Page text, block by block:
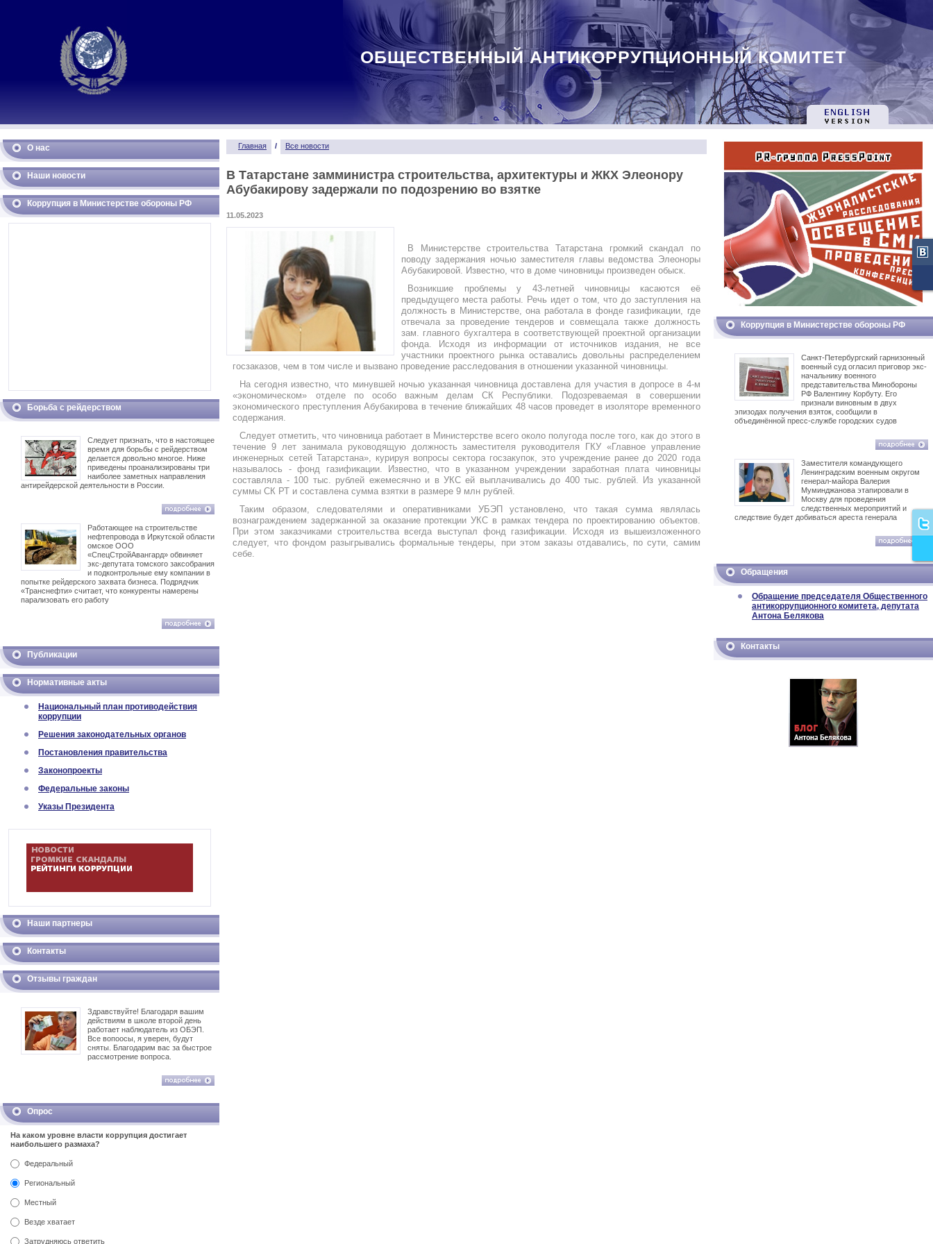
ОБЩЕСТВЕННЫЙ АНТИКОРРУПЦИОННЫЙ КОМИТЕТ
О нас
Наши новости
Коррупция в Министерстве обороны РФ
Борьба с рейдерством
Следует признать, что в настоящее
время для борьбы с рейдерством
делается довольно многое. Ниже
приведены проанализированы три
наиболее заметных направления
антирейдерской деятельности в России.
Работающее на строительстве
нефтепровода в Иркутской области
омское ООО
«СпецСтройАвангард» обвиняет
экс-депутата томского заксобрания
и подконтрольные ему компании в
попытке рейдерского захвата бизнеса. Подрядчик
«Транснефти» считает, что конкуренты намерены
парализовать его работу
Публикации
Нормативные акты
Национальный план противодействия
коррупции
Решения законодательных органов
Постановления правительства
Законопроекты
Федеральные законы
Указы Президента
Наши партнеры
Контакты
Отзывы граждан
Здравствуйте! Благодаря вашим
действиям в школе второй день
работает наблюдатель из ОБЭП.
Все вопоосы, я уверен, будут
сняты. Благодарим вас за быстрое
рассмотрение вопроса.
Опрос
На каком уровне власти коррупция достигает
наибольшего размаха?
Федеральный
Региональный
Местный
Везде хватает
Затрудняюсь ответить
Главная / Все новости
В Татарстане замминистра строительства, архитектуры и ЖКХ Элеонору
Абубакирову задержали по подозрению во взятке
11.05.2023
В Министерстве строительства Татарстана громкий скандал по
поводу задержания ночью заместителя главы ведомства Элеоноры
Абубакировой. Известно, что в доме чиновницы произведен обыск.
Возникшие проблемы у 43-летней чиновницы касаются её
предыдущего места работы. Речь идет о том, что до заступления на
должность в Министерстве, она работала в фонде газификации, где
отвечала за проведение тендеров и совмещала также должность
зам. главного бухгалтера в соответствующей проектной организации
фонда. Исходя из информации от источников издания, не все
участники проектного рынка оставались довольны распределением
госзаказов, чем в том числе и вызвано проведение расследования в отношении указанной чиновницы.
На сегодня известно, что минувшей ночью указанная чиновница доставлена для участия в допросе в 4-м
«экономическом» отделе по особо важным делам СК Республики. Подозреваемая в совершении
экономического преступления Абубакирова в течение ближайших 48 часов проведет в изоляторе временного
содержания.
Следует отметить, что чиновница работает в Министерстве всего около полугода после того, как до этого в
течение 9 лет занимала руководящую должность заместителя руководителя ГКУ «Главное управление
инженерных сетей Татарстана», курируя вопросы сектора госзакупок, это учреждение ранее до 2020 года
называлось - фонд газификации. Известно, что в указанном учреждении заработная плата чиновницы
составляла - 100 тыс. рублей ежемесячно и в УКС ей выплачивались до 400 тыс. рублей. Из указанной
суммы СК РТ и составлена сумма взятки в размере 9 млн рублей.
Таким образом, следователями и оперативниками УБЭП установлено, что такая сумма являлась
вознаграждением задержанной за оказание протекции УКС в рамках тендера по проектированию объектов.
При этом заказчиками строительства всегда выступал фонд газификации. Исходя из вышеизложенного
следует, что фондом разыгрывались формальные тендеры, при этом заказы отдавались, по сути, самим
себе.
Коррупция в Министерстве обороны РФ
Санкт-Петербургский гарнизонный
военный суд огласил приговор экс-
начальнику военного
представительства Минобороны
РФ Валентину Корбуту. Его
признали виновным в двух
эпизодах получения взяток, сообщили в
объединённой пресс-службе городских судов
Заместителя командующего
Ленинградским военным округом
генерал-майора Валерия
Муминджанова этапировали в
Москву для проведения
следственных мероприятий и
следствие будет добиваться ареста генерала
Обращения
Обращение председателя Общественного
антикоррупционного комитета, депутата
Антона Белякова
Контакты